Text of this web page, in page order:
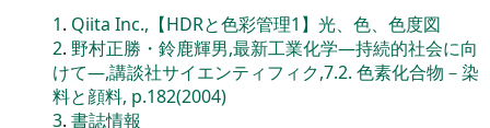
1. Qiita Inc.,【HDRと色彩管理1】光、色、色度図
2. 野村正勝・鈴鹿輝男,最新工業化学―持続的社会に向
けて―,講談社サイエンティフィク,7.2. 色素化合物－染
料と顔料, p.182(2004)
3. 書誌情報